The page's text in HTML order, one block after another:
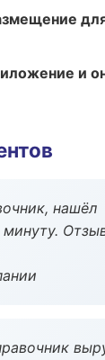
и
нашёл
минуту.